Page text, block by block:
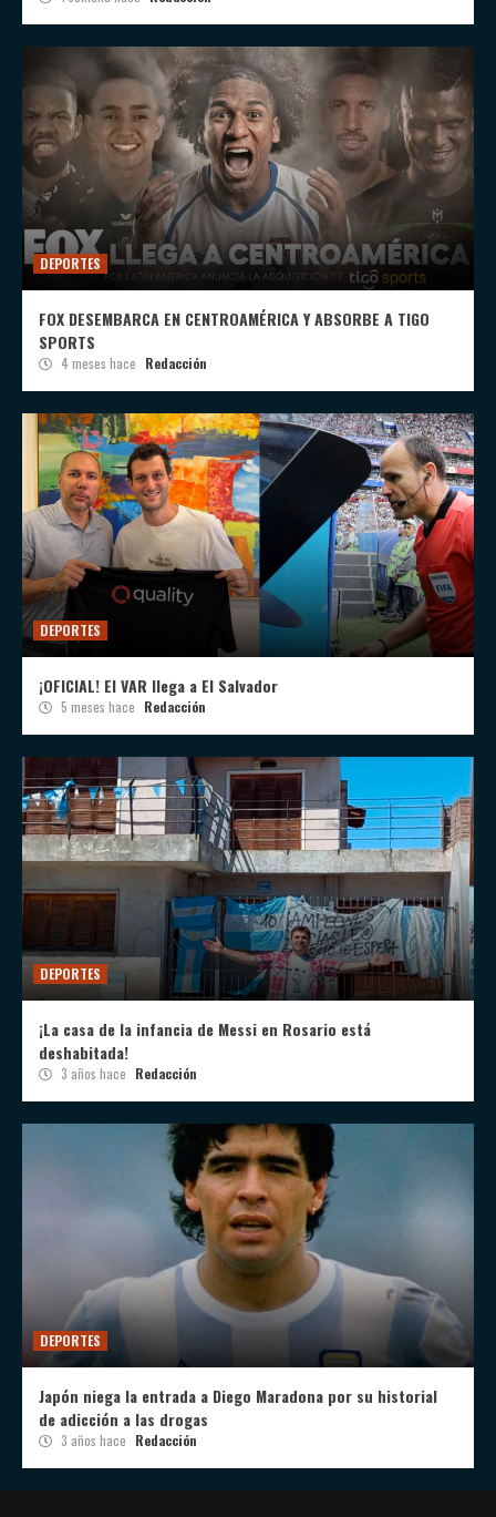
DEPORTES
FOX DESEMBARCA EN CENTROAMÉRICA Y ABSORBE A TIGO
SPORTS
4 meses hace Redacción
DEPORTES
¡OFICIAL! El VAR llega a El Salvador
5 meses hace Redacción
DEPORTES
¡La casa de la infancia de Messi en Rosario está
deshabitada!
3 años hace Redacción
DEPORTES
Japón niega la entrada a Diego Maradona por su historial
de adicción a las drogas
3 años hace Redacción